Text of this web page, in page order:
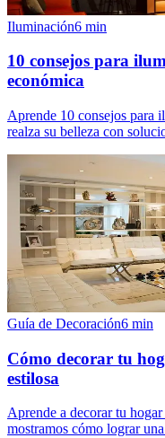
Iluminación6 min
10 consejos para
económica
Aprende 10 consejos para
realza su belleza con
Guía de Decoración6 min
Cómo decorar tu
estilosa
Aprende a decorar tu
mostramos cómo lograr